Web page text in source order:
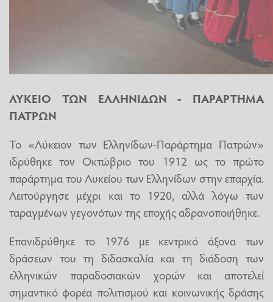
ΛΥΚΕΙΟ ΤΩΝ ΕΛΛΗΝΙΔΩΝ - ΠΑΡΑΡΤΗΜΑ
ΠΑΤΡΩΝ
Το «Λύκειον των Ελληνίδων-Παράρτημα Πατρών»
ιδρύθηκε τον Οκτώβριο του 1912 ως το πρώτο
παράρτημα του Λυκείου των Ελληνίδων στην επαρχία.
Λειτούργησε μέχρι και το 1920, αλλά λόγω των
ταραγμένων γεγονότων της εποχής αδρανοποιήθηκε.
Επανιδρύθηκε το 1976 με κεντρικό άξονα των
δράσεων του τη διδασκαλία και τη διάδοση των
ελληνικών παραδοσιακών χορών και αποτελεί
σημαντικό φορέα πολιτισμού και κοινωνικής δράσης